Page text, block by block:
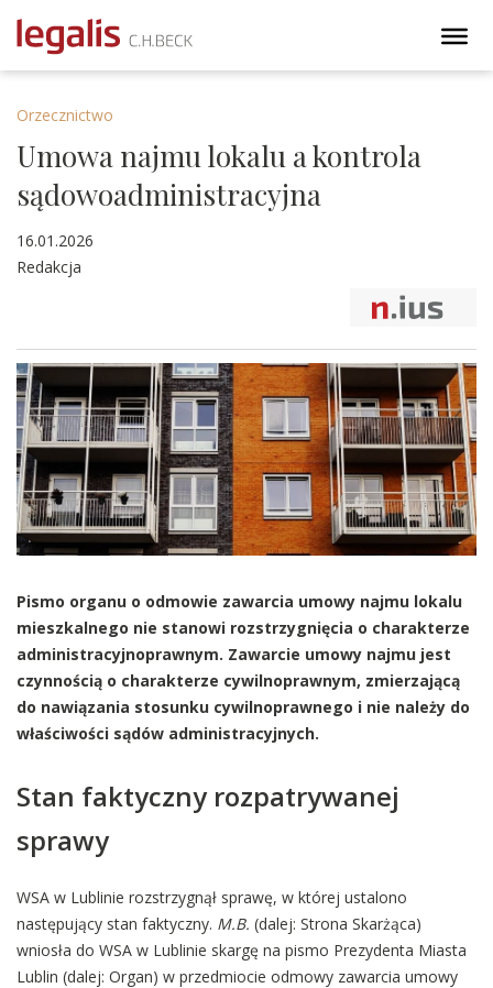
Orzecznictwo
Umowa najmu lokalu a kontrola
sądowoadministracyjna
16.01.2026
Redakcja
Pismo organu o odmowie zawarcia umowy najmu lokalu
mieszkalnego nie stanowi rozstrzygnięcia o charakterze
administracyjnoprawnym. Zawarcie umowy najmu jest
czynnością o charakterze cywilnoprawnym, zmierzającą
do nawiązania stosunku cywilnoprawnego i nie należy do
właściwości sądów administracyjnych.
Stan faktyczny rozpatrywanej
sprawy
WSA w Lublinie rozstrzygnął sprawę, w której ustalono
następujący stan faktyczny. M.B. (dalej: Strona Skarżąca)
wniosła do WSA w Lublinie skargę na pismo Prezydenta Miasta
Lublin (dalej: Organ) w przedmiocie odmowy zawarcia umowy